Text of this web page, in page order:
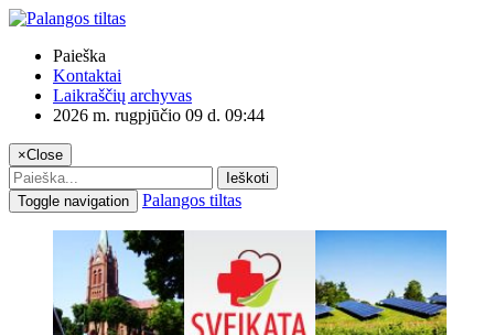
Paieška
Kontaktai
Laikraščių archyvas
2026 m. rugpjūčio 09 d. 09:44
×Close
Ieškoti
Toggle navigation
Palangos tiltas